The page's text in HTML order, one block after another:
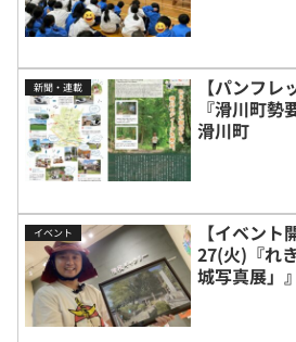
新聞・連載
【パンフレ
『滑川町
滑川町
イベント
【イベン
27(火)『れ
城写真展」